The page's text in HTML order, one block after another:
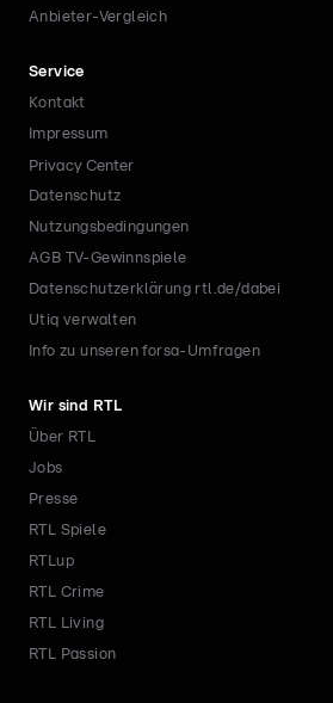
Anbieter-Vergleich
Service
Kontakt
Impressum
Privacy Center
Datenschutz
Nutzungsbedingungen
AGB TV-Gewinnspiele
Datenschutzerklärung rtl.de/dabei
Utiq verwalten
Info zu unseren forsa-Umfragen
Wir sind RTL
Über RTL
Jobs
Presse
RTL Spiele
RTLup
RTL Crime
RTL Living
RTL Passion